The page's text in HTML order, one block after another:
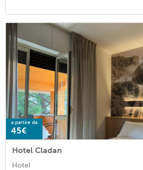
a partire da
45€
Hotel Cladan
Hotel